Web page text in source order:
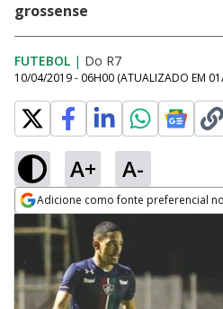
grossense
FUTEBOL | Do R7
10/04/2019 - 06H00 (ATUALIZADO EM
A+ A-
Adicione como fonte preferencial
Opens in new window